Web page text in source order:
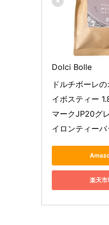
Dolci Bolle
ドルチボーレ
イボスティー
マークJP20グ
イロンティー
楽天市